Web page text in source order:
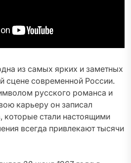
из самых ярких и заметных
сцене современной России.
русского романса и
карьеру он записал
стали настоящими
всегда привлекают тысячи